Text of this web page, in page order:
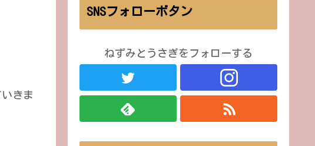
きま
SNSフォローボタン
ねずみとうさぎをフォローする